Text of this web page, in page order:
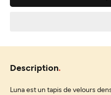
Description
Luna est un tapis de velours